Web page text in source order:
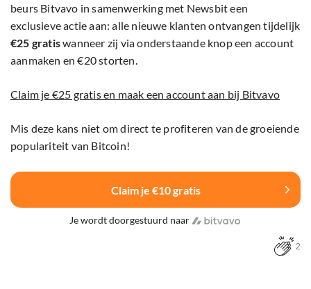
beurs Bitvavo in samenwerking met Newsbit een
exclusieve actie aan: alle nieuwe klanten ontvangen tijdelijk
€25 gratiswanneer zij via onderstaande knop een account
aanmaken en €20 storten.
Claim je €25 gratis en maak een account aan bij Bitvavo
Mis deze kans niet om direct te profiteren van de groeiende
populariteit van Bitcoin!
Claim je €10 gratis
Je wordt doorgestuurd naar
2